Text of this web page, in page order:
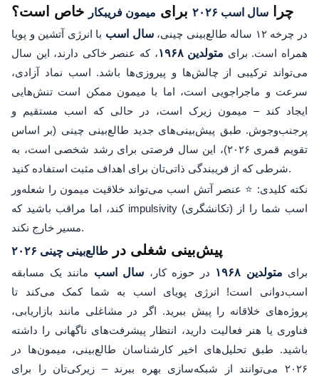
چرا سال اسب ۲۰۲۶ برای میمون فریبکار خاص است؟
در چرخه ۱۲ ساله طالع‌بینی چینی، سال اسب با انرژی آتشین و پویا
همراه است. برای متولدین ۱۹۶۸
، که عنصر خاکی دارند، این سال
می‌تواند ترکیبی از چالش‌ها و پیروزی‌ها باشد. اسب نماد آزادی،
سرعت و ماجراجویی است، اما با میمون ممکن است تنش‌هایی
ایجاد کند – میمون زیرک است، در حالی که اسب مستقیم و
پرجنب‌وجوش. طبق پیش‌بینی‌های جدید طالع‌بینی چینی (بر اساس
تقویم قمری ۲۰۲۶)، این سال فرصتی برای رشد شخصی است، به
شرطی که از فریبندگی ذاتی‌تان برای اهداف مثبت استفاده کنید.
نکته کلیدی: ⭐ عنصر آتش اسب می‌تواند خلاقیت میمون را شعله‌ور
کند، اما مراقب باشید که impulsivity (تکانشگری) اسب شما را از
مسیر خارج نکند.
پیش‌بینی شغلی در
طالع‌بینی چینی ۲۰۲۶
برای متولدین ۱۹۶۸ در حوزه کار، سال اسب مانند یک مسابقه
اسب‌دوانی است! انرژی پویای اسب به شما کمک می‌کند تا
پروژه‌های خلاقانه را پیش ببرید. اگر در مشاغلی مانند بازاریابی،
فناوری یا هنر فعالیت دارید، انتظار پیشرفت‌های ناگهانی را داشته
باشید. طبق تحلیل‌های اخیر کارشناسان طالع‌بینی، میمون‌ها در
۲۰۲۶ می‌توانند از شبکه‌سازی بهره ببرند – زیرکی‌تان را برای